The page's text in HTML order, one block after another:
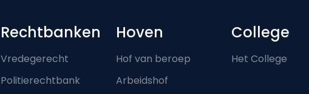
Footer-menu
Rechtbanken
Vredegerecht
Politierechtbank
Hoven
Hof van beroep
Arbeidshof
College
Het College